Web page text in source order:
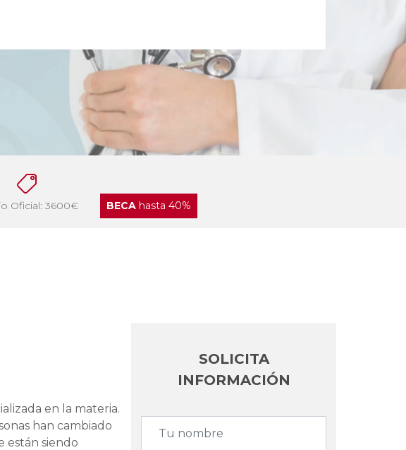
Oficial: 3600€ BECAhasta 40%
en la materia.
han cambiado
están siendo
SOLICITA
INFORMACIÓN